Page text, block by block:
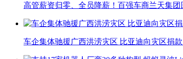
高管薪资归零、全员降薪！百强车商兰天集
车企集体驰援广西洪涝灾区 比亚迪向灾区捐款